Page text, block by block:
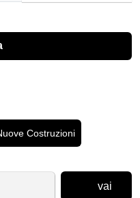
Costruzioni
vai